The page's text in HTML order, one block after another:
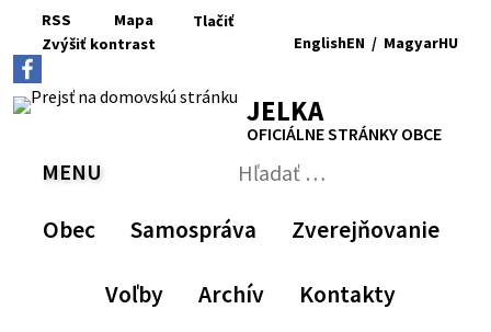
Preskočiť
obsah
RSS
RSS
Mapa
Mapa
Tlačiť
Zvýšiť kontrast
kontrast
veľkosťpôvodnú
veľkosť
písma
veľkosť
písma
EnglishEN
English
/ MagyarHU
Magyar
JELKA
OFICIÁLNE STRÁNKY OBCE
PREPNÚŤ
MENU
Obec Samospráva Zverejňovanie
Voľby Archív Kontakty
Hľadať:
formulár